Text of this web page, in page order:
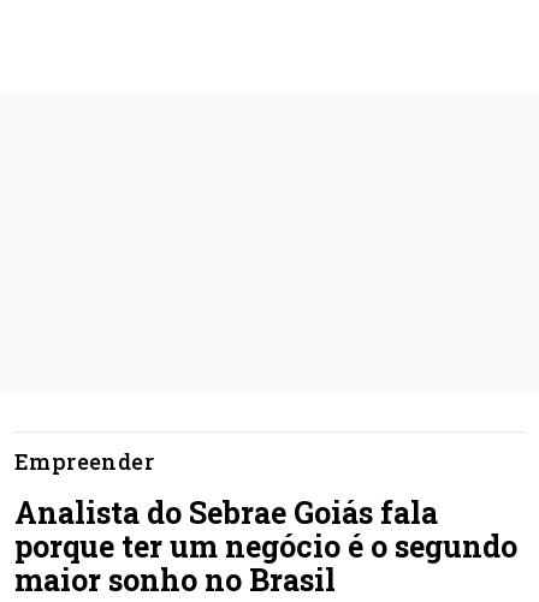
Empreender
Analista do Sebrae Goiás fala
porque ter um negócio é o segundo
maior sonho no Brasil